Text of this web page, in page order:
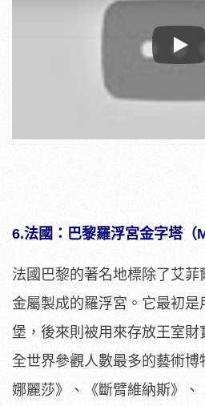
6.法國：巴黎羅浮宮金字塔（
法國巴黎的著名地標除了艾菲
金屬製成的羅浮宮。它最初
堡，後來則被用來存放王室財
全世界參觀人數最多的藝術博
娜麗莎》、《斷臂維納斯》、